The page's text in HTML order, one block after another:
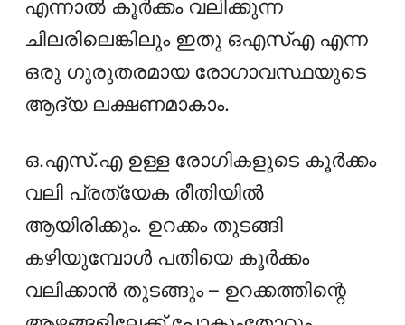
എന്നാല്‍ കൂര്‍ക്കം വലിക്കുന്ന
ചിലരിലെങ്കിലും ഇതു ഒഎസ്എ എന്ന
ഒരു ഗുരുതരമായ രോഗാവസ്ഥയുടെ
ആദ്യ ലക്ഷണമാകാം.
ഒ.എസ്‌.എ ഉള്ള രോഗികളുടെ കൂർക്കം
വലി പ്രത്യേക രീതിയിൽ
ആയിരിക്കും. ഉറക്കം തുടങ്ങി
കഴിയുമ്പോൾ പതിയെ കൂർക്കം
വലിക്കാൻ തുടങ്ങും – ഉറക്കത്തിന്റെ